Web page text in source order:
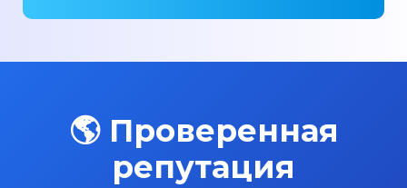
🌎 Проверенная
репутация